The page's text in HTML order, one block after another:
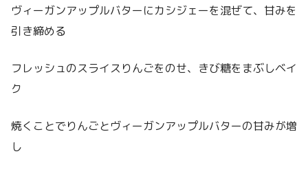
ヴィーガンアップルバターにカシジェーを混ぜて、甘みを
引き締める
フレッシュのスライスりんごをのせ、きび糖をまぶしベイ
ク
焼くことでりんごとヴィーガンアップルバターの甘みが増
し